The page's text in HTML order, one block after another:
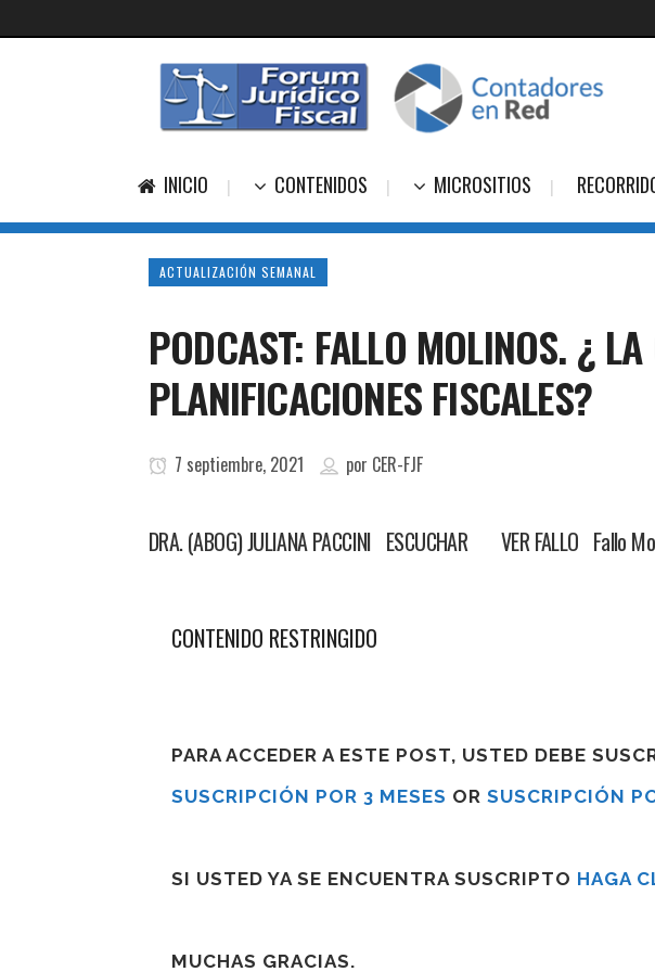
INICIO CONTENIDOS MICROSITIOS
ACTUALIZACIÓN SEMANAL
PODCAST: FALLO MOLINOS. ¿
PLANIFICACIONES FISCALES?
7 septiembre, 2021 por CER-FJF
DRA. (ABOG) JULIANA PACCINI ESCUCHAR VER FALLO
CONTENIDO RESTRINGIDO
PARA ACCEDER A ESTE POST, USTED DEBE
SUSCRIPCIÓN POR 3 MESES OR SUSCRIPCIÓN
SI USTED YA SE ENCUENTRA SUSCRIPTO HAGA
MUCHAS GRACIAS.